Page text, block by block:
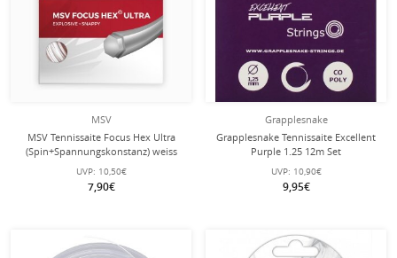
MSV
MSV Tennissaite Focus Hex Ultra
(Spin+Spannungskonstanz) weiss
12m Set
UVP: 10,50€
7,90€
Grapplesnake
Grapplesnake Tennissaite Excellent
Purple 1.25 12m Set
UVP: 10,90€
9,95€